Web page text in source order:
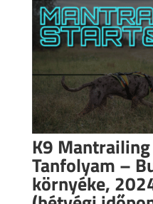
K9
Tanfolyam –
környéke,